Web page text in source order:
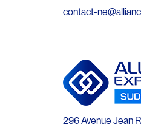
contact-
296 Avenue Jean